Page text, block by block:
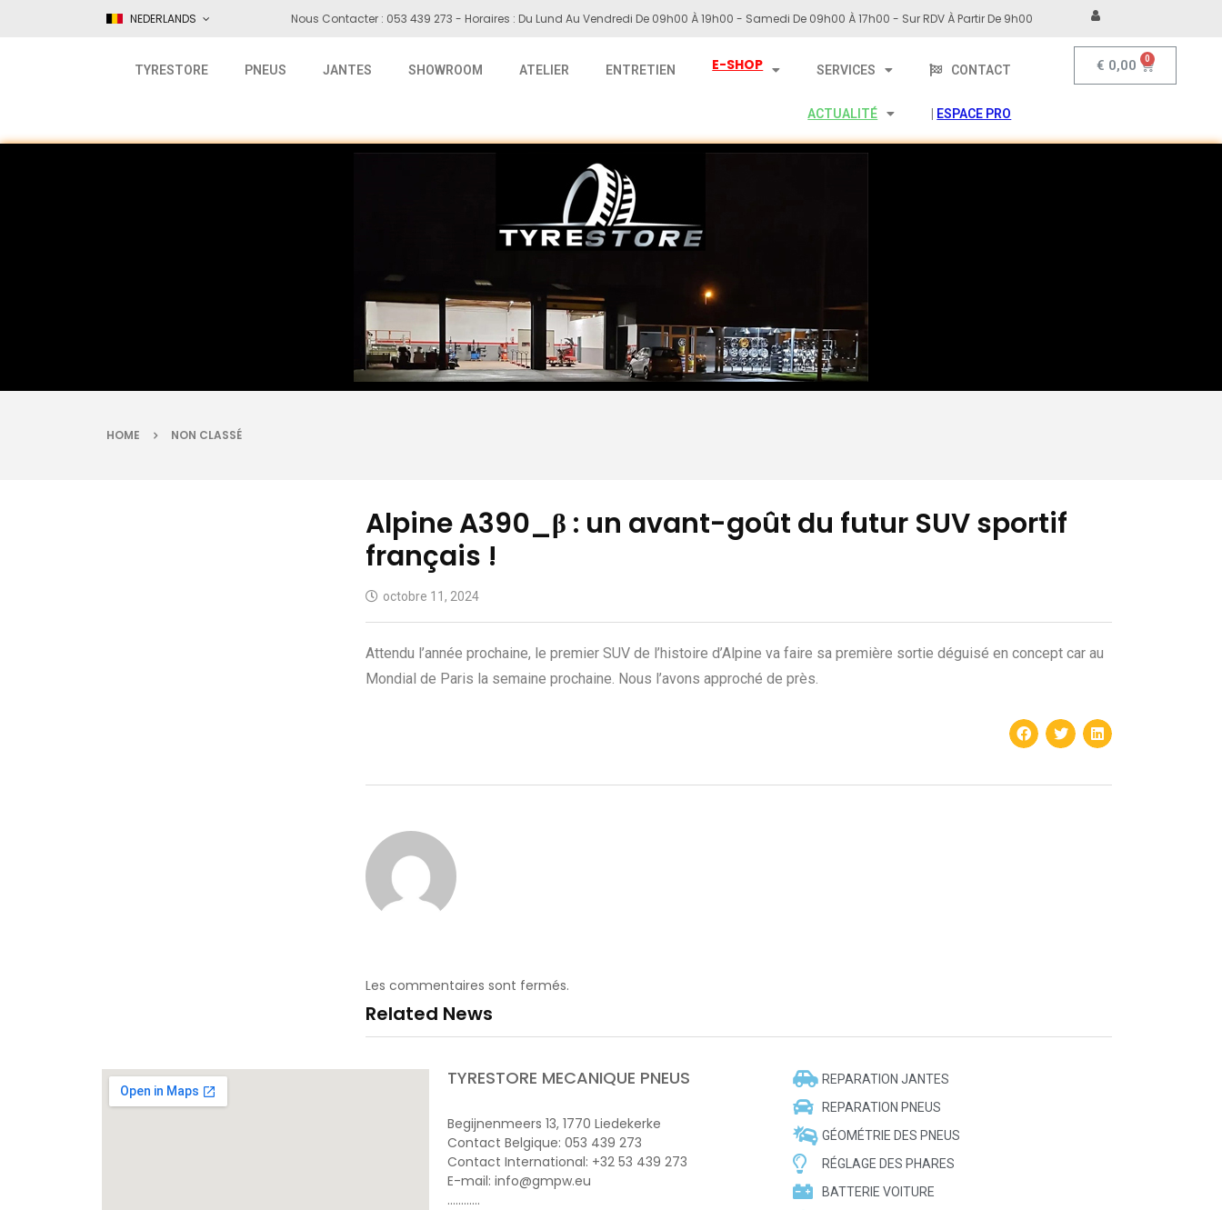
NEDERLANDS Nous Contacter : 053 439 273 - Horaires : Du Lund Au Vendredi De 09h00 À 19h00 - Samedi De 09h00 À 17h00 - Sur RDV À Partir De 9h00
TYRESTORE PNEUS JANTES SHOWROOM ATELIER ENTRETIEN E-SHOP SERVICES CONTACT
ACTUALITÉ ESPACE PRO
€ 0,00
HOME NON CLASSÉ
Alpine A390_β : un avant-goût du futur SUV sportif
français !
octobre 11, 2024
Attendu l’année prochaine, le premier SUV de l’histoire d’Alpine va faire sa première sortie déguisé en concept car au
Mondial de Paris la semaine prochaine. Nous l’avons approché de près.
Les commentaires sont fermés.
Related News
TYRESTORE MECANIQUE PNEUS
Begijnenmeers 13, 1770 Liedekerke
Contact Belgique: 053 439 273
Contact International: +32 53 439 273
E-mail: info@gmpw.eu
…………
REPARATION JANTES
REPARATION PNEUS
GÉOMÉTRIE DES PNEUS
RÉGLAGE DES PHARES
BATTERIE VOITURE